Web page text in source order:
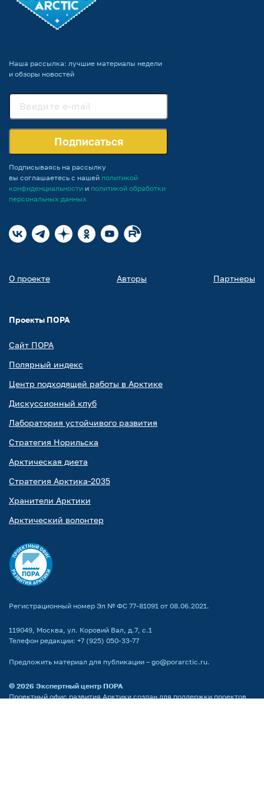
Наша рассылка: лучшие материалы недели
и обзоры новостей
Подписаться
Подписываясь на рассылку
вы соглашаетесь с нашей политикой
конфиденциальности и политикой обработки
персональных данных
О проекте Авторы Партнеры
Проекты ПОРА
Сайт ПОРА
Полярный индекс
Центр подходящей работы в Арктике
Дискуссионный клуб
Лаборатория устойчивого развития
Стратегия Норильска
Арктическая диета
Стратегия Арктика-2035
Хранители Арктики
Арктический волонтер
Регистрационный номер Эл № ФС 77-81091 от 08.06.2021.
119049, Москва, ул. Коровий Вал, д.7, с.1
Телефон редакции: +7 (925) 050-33-77
Предложить материал для публикации – go@porarctic.ru.
© 2026 Экспертный центр ПОРА
Проектный офис развития Арктики создан для поддержки проектов